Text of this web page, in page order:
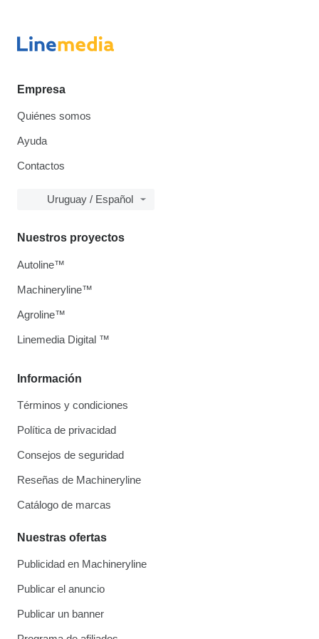
Empresa
Quiénes somos
Ayuda
Contactos
Uruguay / Español
Información
Términos y condiciones
Política de privacidad
Consejos de seguridad
Reseñas de Machineryline
Catálogo de marcas
Nuestras ofertas
Publicidad en Machineryline
Publicar el anuncio
Publicar un banner
Nuestros proyectos
Autoline™
Machineryline™
Agroline™
Linemedia Digital ™